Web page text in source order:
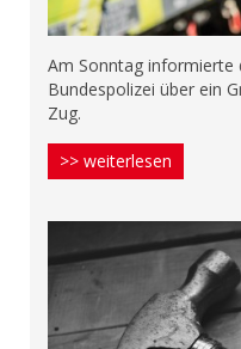
Am Sonntag informierte
Bundespolizei über ein
Zug.
>> weiterlesen